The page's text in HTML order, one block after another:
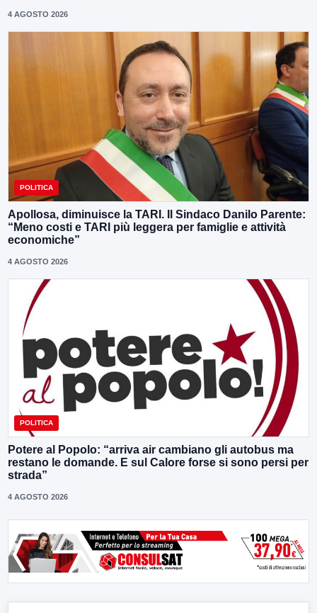
4 AGOSTO 2026
POLITICA
Apollosa, diminuisce la TARI. Il Sindaco Danilo Parente:
“Meno costi e TARI più leggera per famiglie e attività
economiche”
4 AGOSTO 2026
POLITICA
Potere al Popolo: “arriva air cambiano gli autobus ma
restano le domande. E sul Calore forse si sono persi per
strada”
4 AGOSTO 2026